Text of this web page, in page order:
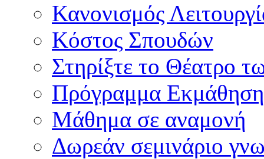
Κανονισμός
Κόστος Σπουδών
Στηρίξτε το Θέατρο
Πρόγραμμα
Μάθημα σε αναμονή
Δωρεάν σεμινάριο